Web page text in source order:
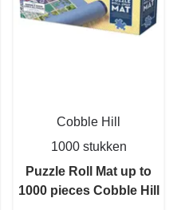
Cobble Hill
1000 stukken
Puzzle Roll Mat up to
1000 pieces Cobble Hill